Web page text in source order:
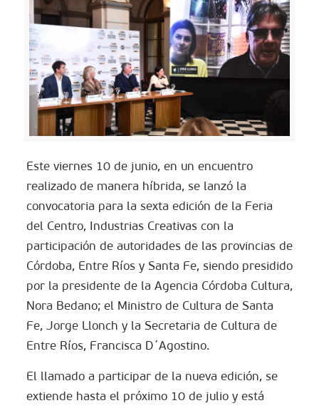
Este viernes 10 de junio, en un encuentro
realizado de manera híbrida, se lanzó la
convocatoria para la sexta edición de la Feria
del Centro, Industrias Creativas con la
participación de autoridades de las provincias de
Córdoba, Entre Ríos y Santa Fe, siendo presidido
por la presidente de la Agencia Córdoba Cultura,
Nora Bedano; el Ministro de Cultura de Santa
Fe, Jorge Llonch y la Secretaria de Cultura de
Entre Ríos, Francisca D´Agostino.
El llamado a participar de la nueva edición, se
extiende hasta el próximo 10 de julio y está